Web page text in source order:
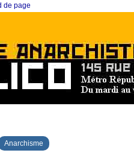
de page
Anarchisme